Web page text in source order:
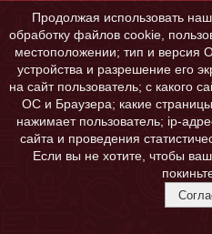
Продолжая использовать
обработку файлов cookie,
местоположении; тип и версия
устройства и разрешение его
на сайт пользователь; с какого
ОС и Браузера; какие
нажимает пользователь; ip-
сайта и проведения
Если вы не хотите, чтобы